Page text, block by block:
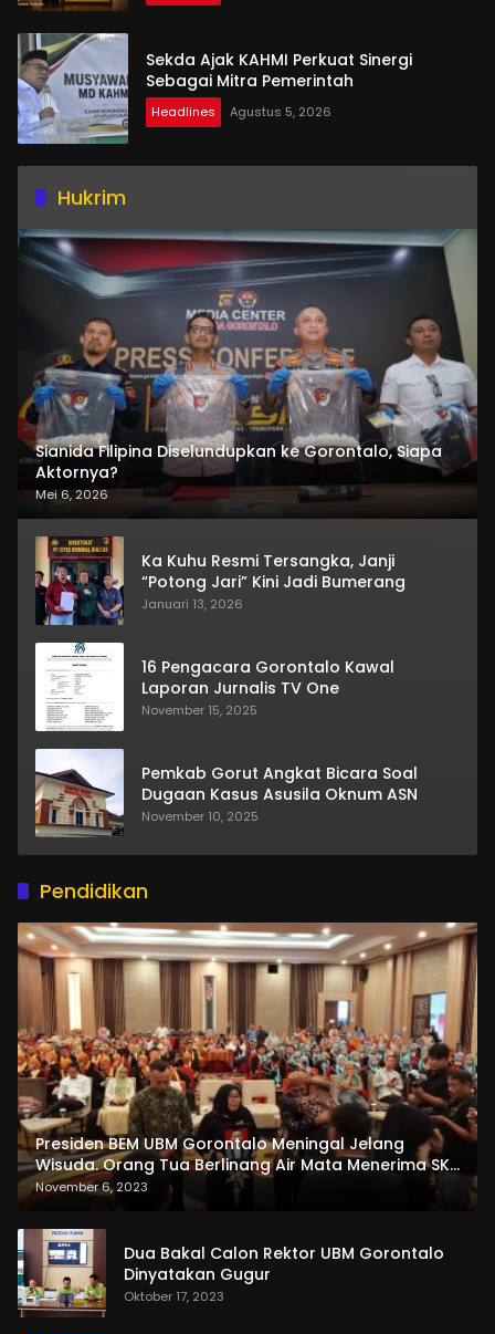
Sekda Ajak KAHMI Perkuat Sinergi
Sebagai Mitra Pemerintah
Headlines Agustus 5, 2026
Hukrim
Sianida Filipina Diselundupkan ke Gorontalo, Siapa
Aktornya?
Mei 6, 2026
Ka Kuhu Resmi Tersangka, Janji
“Potong Jari” Kini Jadi Bumerang
Januari 13, 2026
16 Pengacara Gorontalo Kawal
Laporan Jurnalis TV One
November 15, 2025
Pemkab Gorut Angkat Bicara Soal
Dugaan Kasus Asusila Oknum ASN
November 10, 2025
Pendidikan
Presiden BEM UBM Gorontalo Meningal Jelang
Wisuda. Orang Tua Berlinang Air Mata Menerima SKL
dan Pemasangan Salempang
November 6, 2023
Dua Bakal Calon Rektor UBM Gorontalo
Dinyatakan Gugur
Oktober 17, 2023